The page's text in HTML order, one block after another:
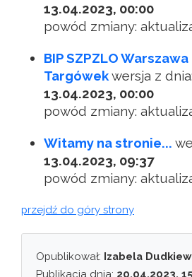
13.04.2023, 00:00
powód zmiany:
BIP SZPZLO Warszawa
Targówekwersja z dnia:
13.04.2023, 00:00
powód zmiany:
Witamy na stronie...
13.04.2023, 09:37
powód zmiany:
przejdź do góry strony
Opublikował: Izabela
Publikacja dnia: 20.04.2023,